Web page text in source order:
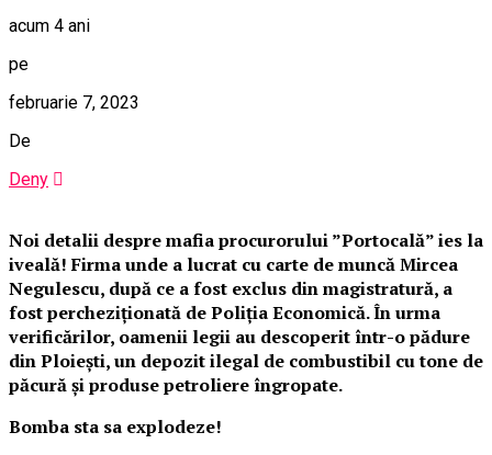
acum 4 ani
pe
februarie 7, 2023
De
Deny
Noi detalii despre mafia procurorului ”Portocală” ies la
iveală! Firma unde a lucrat cu carte de muncă Mircea
Negulescu, după ce a fost exclus din magistratură, a
fost percheziționată de Poliția Economică. În urma
verificărilor, oamenii legii au descoperit într-o pădure
din Ploiești, un depozit ilegal de combustibil cu tone de
păcură și produse petroliere îngropate.
Bomba sta sa explodeze!